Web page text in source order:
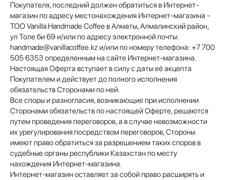
Покупателя, последний должен обратиться в Интернет-
магазин по адресу местонахождения Интернет-магазина -
ТОО Vanilla Handmade Coffee в Алматы, Алмалинский район,
ул Толе би 69 и/или по адресу электронной почты:
handmade@vanillacoffee.kz и/или по номеру телефона: +7 700
505 6353 определенным на сайте Интернет-магазина.
Настоящая Оферта вступает в силу с даты её акцепта
Покупателем и действует до полного исполнения
обязательств Сторонами по ней.
Все споры и разногласия, возникающие при исполнении
Сторонами обязательств по настоящей Оферте, решаются
путем проведения переговоров, а в случае невозможности
их урегулирования посредством переговоров, Стороны
имеют право обратиться за разрешением таких споров в
судебные органы республики Казахстан по месту
нахождения Интернет-магазина.
Интернет-магазин оставляет за собой право расширять и